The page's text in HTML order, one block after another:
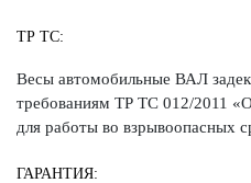
ТР ТС:
Весы автомобильные ВАЛ
требованиям ТР ТС 012/2011
для работы во взрывоопасных
ГАРАНТИЯ: